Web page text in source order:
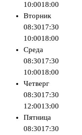
10:0018:00
Вторник
08:3017:30
10:0018:00
Среда
08:3017:30
10:0018:00
Четверг
08:3017:30
12:0013:00
Пятница
08:3017:30